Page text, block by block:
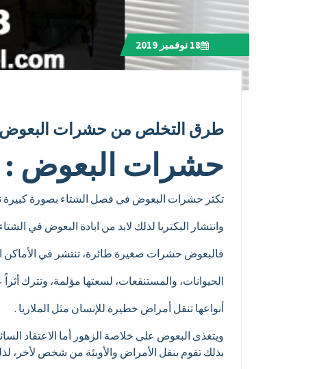
18 نوفمبر 2019
طرق التخلص من حشرات البعوض
حشرات البعوض :
تكثر حشرات البعوض في فصل الشتاء بصورة كبيرة
وانتشار البكتريا لذلك لابد من ابادة البعوض في
فالبعوض حشرات صغيرة طائرة، تنتشر في الأماكن
الحيوانات، والمستنقعات، لسعتها مؤلمة، وتترك
أنواعها تنقل أمراض خطيرة للإنسان مثل الملاريا .
ويتغذى البعوض على خلاصة الزهور أما الاعتقاد
بذلك تقوم بنقل الأمراض والأوبئة من شخص لأخر،